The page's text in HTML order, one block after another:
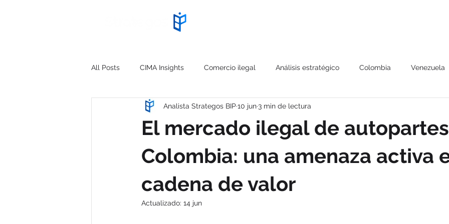
All Posts CIMA Insights Comercio ilegal Análisis estratégico Colombia Venezuela
Análisis estratégico CIMA Newsletter Análisis operacional
Contrabando Propiedad Intelectual Cadena de
Comercio exterior Regulación y política pública
El mercado ilegal de
Colombia: una amenaza activa
cadena de valor
Analista Strategos BIP10 jun3 min de lectura
Actualizado: 14 jun